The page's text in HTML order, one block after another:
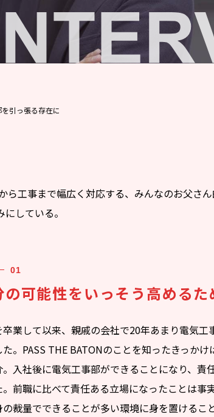
引っ張る存在に
工事まで幅広く対応する、みんなのお父さ
している。
の可能性をいっそう高めるた
卒業して以来、親戚の会社で20年あまり電気工
た。PASS THE BATONのことを知ったきっかけ
。入社後に電気工事部ができることになり、責
。前職に比べて責任ある立場になったことは事
の裁量でできることが多い環境に身を置けるこ